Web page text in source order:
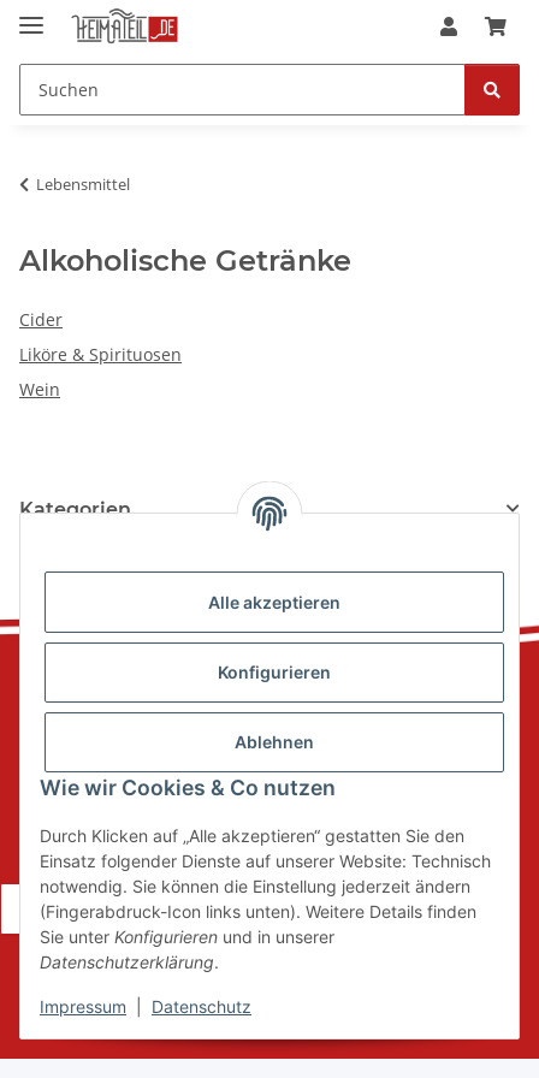
Alle akzeptieren
Konfigurieren
Ablehnen
Wie wir Cookies & Co nutzen
Durch Klicken auf „Alle akzeptieren“ gestatten Sie den
Einsatz folgender Dienste auf unserer Website: Technisch
notwendig. Sie können die Einstellung jederzeit ändern
(Fingerabdruck-Icon links unten). Weitere Details finden
Sie unter Konfigurieren und in unserer
Datenschutzerklärung.
Impressum Datenschutz
Lebensmittel
Alkoholische Getränke
Cider
Liköre & Spirituosen
Wein
Kategorien
Informationen
Gesetzliche Informationen
Vertrag widerrufen
* Alle Preise inkl. gesetzlicher USt., zzgl.